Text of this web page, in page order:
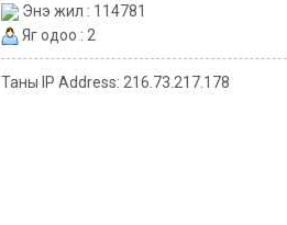
Энэ жил : 114781
Яг одоо : 2
Таны IP Address: 216.73.217.178